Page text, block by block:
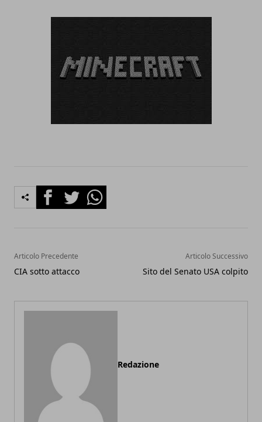
FacebookTwitterWhatsapp
Articolo Precedente
CIA sotto attacco
Articolo Successivo
Sito del Senato USA colpito
Redazione